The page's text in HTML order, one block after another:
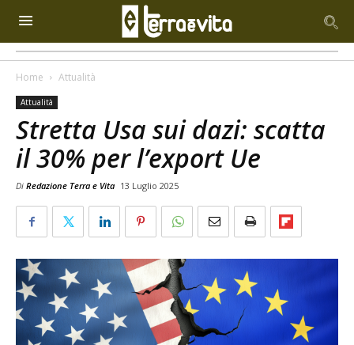
Home Attualità
Attualità
Stretta Usa sui dazi: scatta
il 30% per l’export Ue
Di Redazione Terra e Vita 13 Luglio 2025